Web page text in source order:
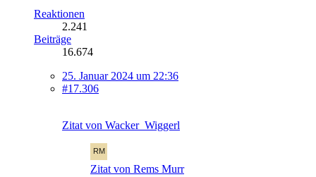
Reaktionen
2.241
Beiträge
16.674
25. Januar 2024 um 22:36
#17.306
Zitat von Wacker_Wiggerl
Zitat von Rems Murr